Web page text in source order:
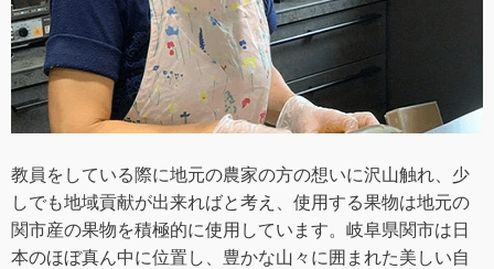
教員をしている際に地元の農家の方の想いに沢山触れ、少
しでも地域貢献が出来ればと考え、使用する果物は地元の
関市産の果物を積極的に使用しています。岐阜県関市は日
本のほぼ真ん中に位置し、豊かな山々に囲まれた美しい自